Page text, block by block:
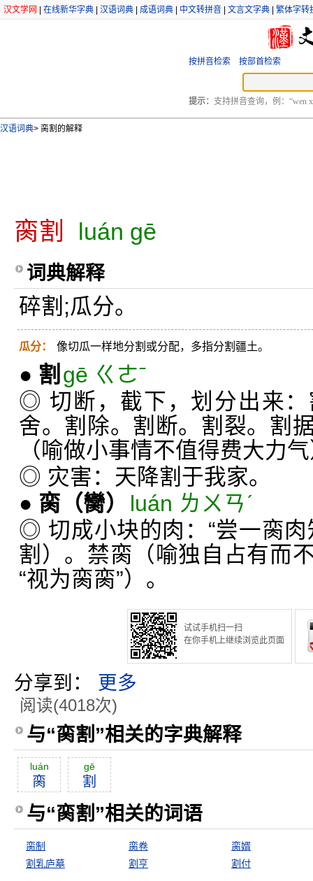
汉文学网 在线新华字典 汉语词典 成语词典 中文转拼音 文言文字典 繁体字转
按拼音检索 按部首检索
提示： 支持拼音查询，例：“wen
汉语词典> 脔割的解释
脔割 luán gē
词典解释
碎割;瓜分。
瓜分： 像切瓜一样地分割或分配，多指分割疆土。
● 割 gē ㄍㄜˉ
◎ 切断，截下，划分出来
舍。割除。割断。割裂。割
（喻做小事情不值得费大力
◎ 灾害：天降割于我家。
● 脔 （臠）
luán ㄌㄨㄢˊ
◎ 切成小块的肉：“尝一脔肉
割）。禁脔（喻独自占有而
“视为脔脔”）。
试试手机扫一扫
在你手机上继续浏览此页面
分享到： 更多
阅读(4018次)
与“脔割”相关的字典解释
luán
脔
gē
割
与“脔割”相关的词语
脔制 脔卷
脔婿
割乳庐墓
割亨 割付